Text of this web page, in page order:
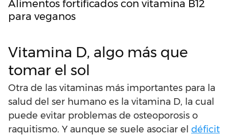
Alimentos fortificados con vitamina B12
para veganos
Vitamina D, algo más que
tomar el sol
Otra de las vitaminas más importantes para la
salud del ser humano es la vitamina D, la cual
puede evitar problemas de osteoporosis o
raquitismo. Y aunque se suele asociar el déficit